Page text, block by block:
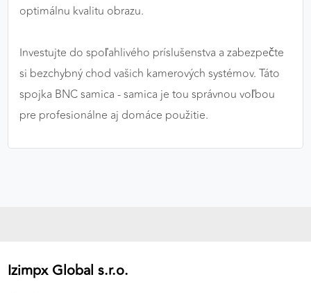
optimálnu kvalitu obrazu.
Investujte do spoľahlivého príslušenstva a zabezpečte
si bezchybný chod vašich kamerových systémov. Táto
spojka BNC samica - samica je tou správnou voľbou
pre profesionálne aj domáce použitie.
Izimpx Global s.r.o.